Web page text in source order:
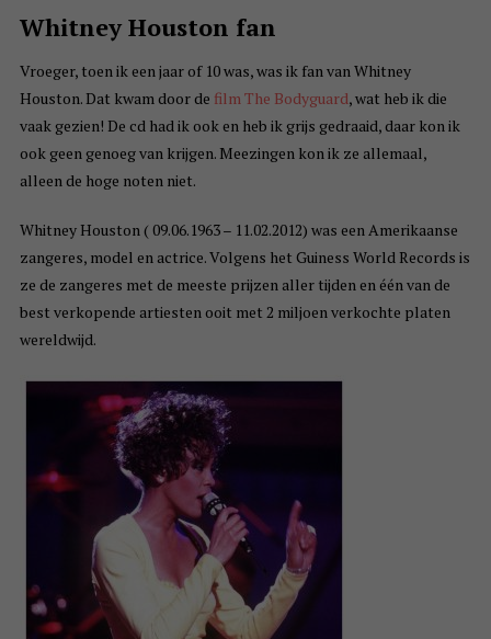
Whitney Houston fan
Vroeger, toen ik een jaar of 10 was, was ik fan van Whitney
Houston. Dat kwam door de film The Bodyguard, wat heb ik die
vaak gezien! De cd had ik ook en heb ik grijs gedraaid, daar kon ik
ook geen genoeg van krijgen. Meezingen kon ik ze allemaal,
alleen de hoge noten niet.
Whitney Houston ( 09.06.1963 – 11.02.2012) was een Amerikaanse
zangeres, model en actrice. Volgens het Guiness World Records is
ze de zangeres met de meeste prijzen aller tijden en één van de
best verkopende artiesten ooit met 2 miljoen verkochte platen
wereldwijd.